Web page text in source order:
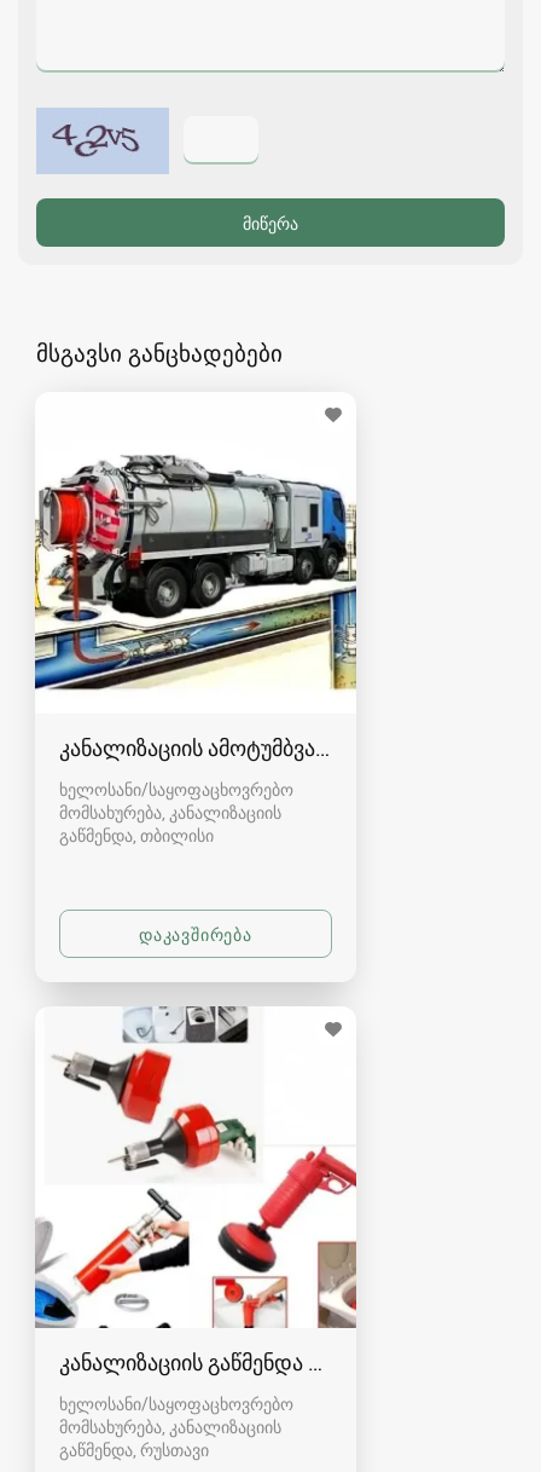
მსგავსი განცხადებები
კანალიზაციის ამოტუმბვა, გაწმენდა
ხელოსანი/საყოფაცხოვრებო
მომსახურება, კანალიზაციის
გაწმენდა თბილისი
კანალიზაციის გაწმენდა რუსთავში - 591004680
ხელოსანი/საყოფაცხოვრებო
მომსახურება, კანალიზაციის
გაწმენდა რუსთავი